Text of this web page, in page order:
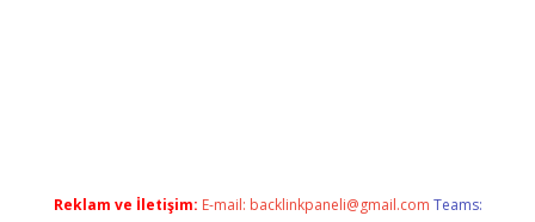
Reklam ve İletişim: E-mail: backlinkpaneli@gmail.com Teams: